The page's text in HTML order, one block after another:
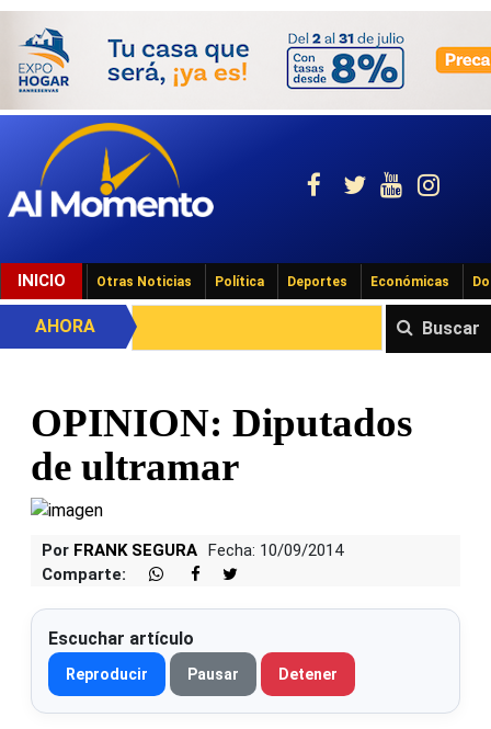
INICIO Otras Noticias Política Deportes Económicas
Buscar
AHORA
OPINION: Diputados
de ultramar
Por FRANK SEGURA
Fecha: 10/09/2014
Comparte:
Escuchar artículo
Reproducir Pausar Detener